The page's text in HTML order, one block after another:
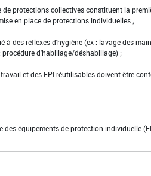
protections collectives constituent la
en place de protections individuelles ;
des réflexes d'hygiène (ex : lavage des
d'habillage/déshabillage) ;
et des EPI réutilisables doivent être
équipements de protection individuelle